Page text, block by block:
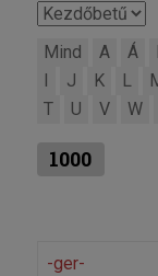
Mind A Á
J K L
T
U V W
1000
-ger-